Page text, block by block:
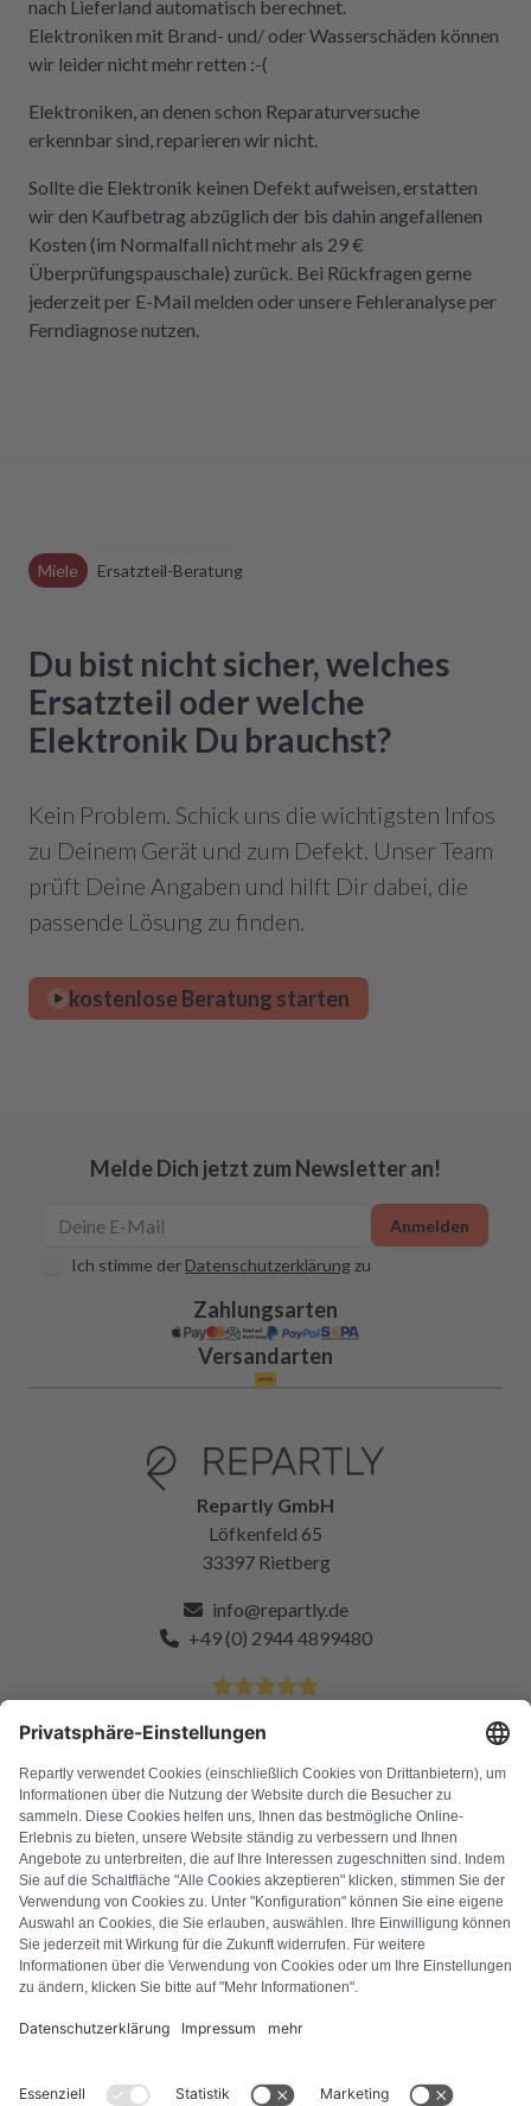
nach Lieferland automatisch berechnet.
Elektroniken mit Brand- und/ oder Wasserschäden können
wir leider nicht mehr retten :-(
Elektroniken, an denen schon Reparaturversuche
erkennbar sind, reparieren wir nicht.
Sollte die Elektronik keinen Defekt aufweisen, erstatten
wir den Kaufbetrag abzüglich der bis dahin angefallenen
Kosten (im Normalfall nicht mehr als 29 €
Überprüfungspauschale) zurück. Bei Rückfragen gerne
jederzeit per E-Mail melden oder unsere Fehleranalyse per
Ferndiagnose nutzen.
Miele Ersatzteil-Beratung
Du bist nicht sicher, welches
Ersatzteil oder welche
Elektronik Du brauchst?
Kein Problem. Schick uns die wichtigsten Infos
zu Deinem Gerät und zum Defekt. Unser Team
prüft Deine Angaben und hilft Dir dabei, die
passende Lösung zu finden.
kostenlose Beratung starten
Melde Dich jetzt zum Newsletter an!
Ich stimme der Datenschutzerklärung zu
Anmelden
Zahlungsarten
Versandarten
Repartly GmbH
Löfkenfeld 65
33397 Rietberg
info@repartly.de
+49 (0) 2944 4899480
FAQ
Alle Fehlercodes
Über uns
Presse
Impressum
Cookie-Richtlinie